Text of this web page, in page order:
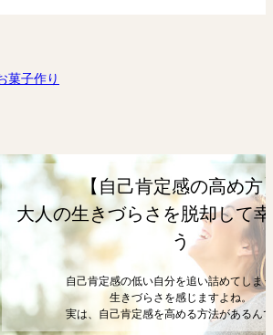
菓子作り
己肯定感の高め方】
らさを脱却して幸せになろ
う
の低い自分を追い詰めてしまうと、
きづらさを感じますよね。
肯定感を高める方法があるんです。